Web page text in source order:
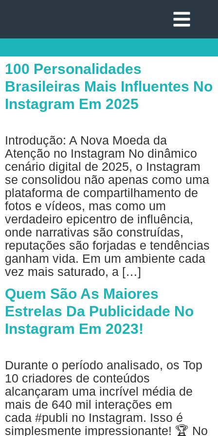
100 Personalidades
Brasileiras Mais Influentes No
Instagram Em 2025
Introdução: A Nova Moeda da
Atenção no Instagram No dinâmico
cenário digital de 2025, o Instagram
se consolidou não apenas como uma
plataforma de compartilhamento de
fotos e vídeos, mas como um
verdadeiro epicentro de influência,
onde narrativas são construídas,
reputações são forjadas e tendências
ganham vida. Em um ambiente cada
vez mais saturado, a […]
Quem São As Maiores
Estrelas Da Publicidade No
Instagram Em 2023!
Durante o período analisado, os Top
10 criadores de conteúdos
alcançaram uma incrível média de
mais de 640 mil interações em
cada #publi no Instagram. Isso é
simplesmente impressionante! 🏆 No